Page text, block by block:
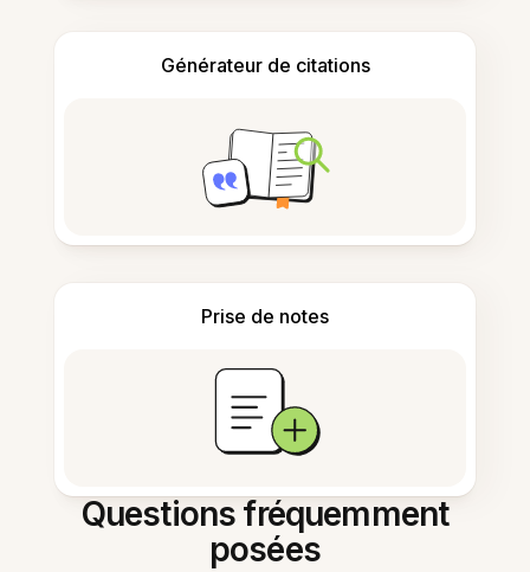
Générateur de citations
Prise de notes
Questions fréquemment
posées